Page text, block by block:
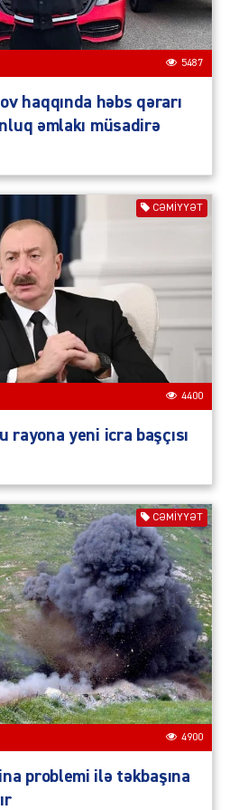
5487
haqqında həbs qərarı
əmlakı müsadirə
CƏMIYYƏT
4400
rayona yeni icra başçısı
CƏMIYYƏT
4900
problemi ilə təkbaşına